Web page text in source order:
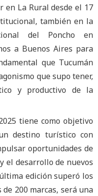
en La Rural desde el 17
también en la
del Poncho en
a Buenos Aires para
que Tucumán
que supo tener,
y productivo de la
tiene como objetivo
destino turístico con
oportunidades de
el desarrollo de nuevos
edición superó los
200 marcas, será una